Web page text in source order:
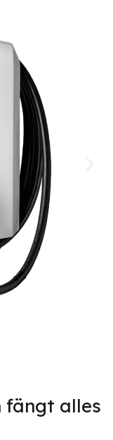
fängt alles